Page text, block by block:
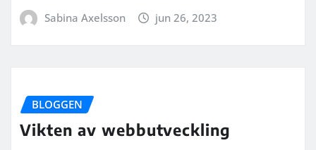
Sabina Axelsson jun 26, 2023
BLOGGEN
Vikten av webbutveckling